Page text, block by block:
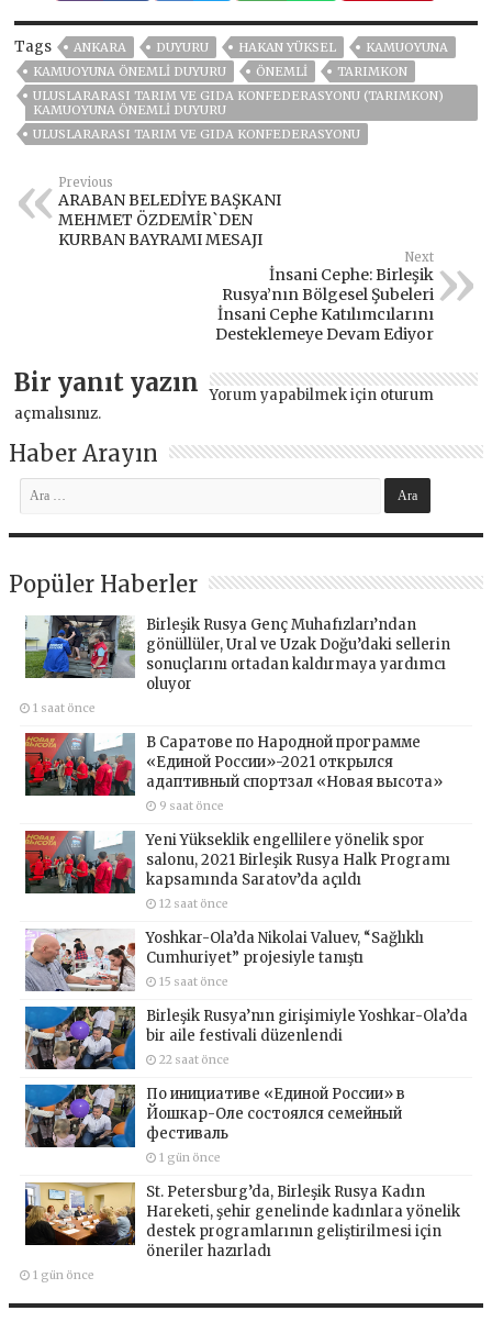
Tags ANKARA DUYURU HAKAN YÜKSEL
KAMUOYUNA
KAMUOYUNA ÖNEMLI DUYURU
ÖNEMLİ
TARIMKON
ULUSLARARASI TARIM VE GIDA KONFEDERASYONU (TARIMKON)
KAMUOYUNA ÖNEMLI DUYURU
ULUSLARARASI TARIM VE GIDA KONFEDERASYONU
Previous
ARABAN BELEDİYE BAŞKANI
MEHMET ÖZDEMİR`DEN
KURBAN BAYRAMI MESAJI
Next
İnsani Cephe: Birleşik
Rusya’nın Bölgesel Şubeleri
İnsani Cephe Katılımcılarını
Desteklemeye Devam Ediyor
Bir yanıt yazın Yorum yapabilmek için oturum
açmalısınız.
Haber Arayın
Popüler Haberler
Birleşik Rusya Genç Muhafızları’ndan
gönüllüler, Ural ve Uzak Doğu’daki sellerin
sonuçlarını ortadan kaldırmaya yardımcı
oluyor
1 saat önce
В Саратове по Народной программе
«Единой России»-2021 открылся
адаптивный спортзал «Новая высота»
9 saat önce
Yeni Yükseklik engellilere yönelik spor
salonu, 2021 Birleşik Rusya Halk Programı
kapsamında Saratov’da açıldı
12 saat önce
Yoshkar-Ola’da Nikolai Valuev, “Sağlıklı
Cumhuriyet” projesiyle tanıştı
15 saat önce
Birleşik Rusya’nın girişimiyle Yoshkar-Ola’da
bir aile festivali düzenlendi
22 saat önce
По инициативе «Единой России» в
Йошкар-Оле состоялся семейный
фестиваль
1 gün önce
St. Petersburg’da, Birleşik Rusya Kadın
Hareketi, şehir genelinde kadınlara yönelik
destek programlarının geliştirilmesi için
öneriler hazırladı
1 gün önce